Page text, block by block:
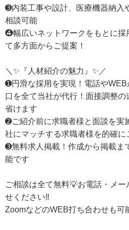
➌内装工事や設計、医療機器納入
相談可能
❹幅広いネットワークをもとに採
て多方面からご提案！
＼✨『人材紹介の魅力』✨／
➊円滑な採用を実現！電話や
口を全て当社が代行！面接調整
省けます
➋ご紹介前に求職者様と面談を実
社にマッチする求職者様を的確に
➌無料求人掲載！作成から掲載ま
能です
ご相談は全て無料💡お電話・メ
せください‼
ZoomなどのWEB打ち合わせも可